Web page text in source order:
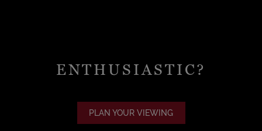
ENTHUSIASTIC?
PLAN YOUR VIEWING